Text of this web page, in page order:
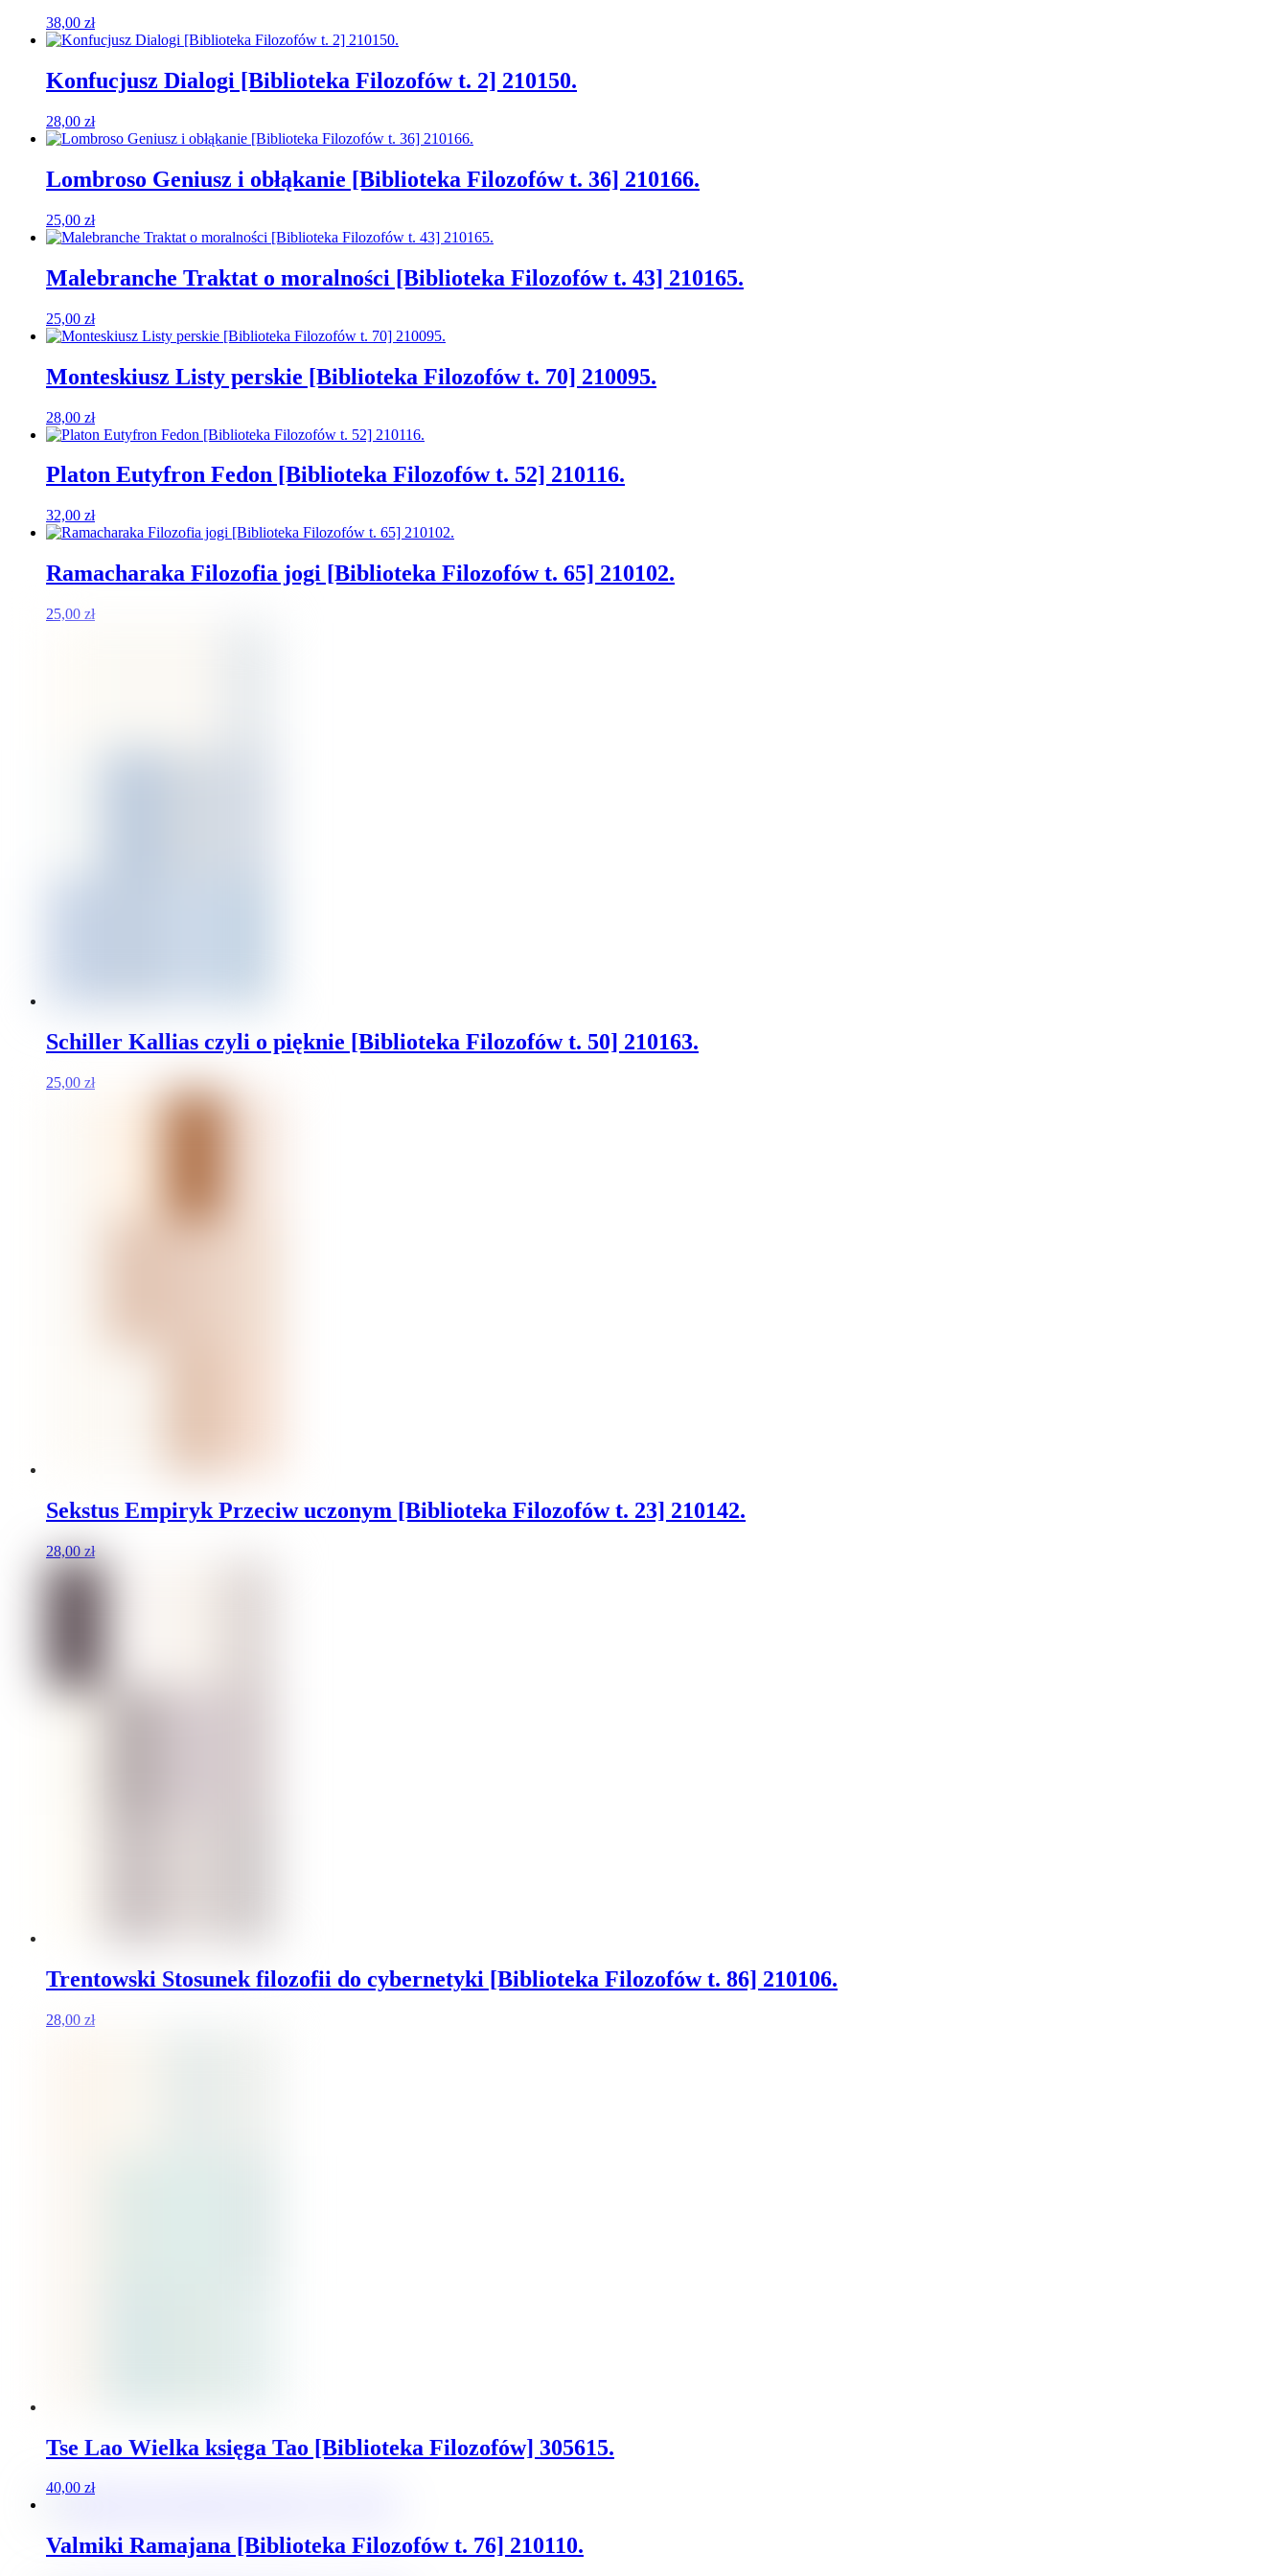
38,00 zł
Konfucjusz Dialogi [Biblioteka Filozofów t. 2] 210150.
28,00 zł
Lombroso Geniusz i obłąkanie [Biblioteka Filozofów t. 36] 210166.
25,00 zł
Malebranche Traktat o moralności [Biblioteka Filozofów t. 43] 210165.
25,00 zł
Monteskiusz Listy perskie [Biblioteka Filozofów t. 70] 210095.
28,00 zł
Platon Eutyfron Fedon [Biblioteka Filozofów t. 52] 210116.
32,00 zł
Ramacharaka Filozofia jogi [Biblioteka Filozofów t. 65] 210102.
25,00 zł
Schiller Kallias czyli o pięknie [Biblioteka Filozofów t. 50] 210163.
25,00 zł
Sekstus Empiryk Przeciw uczonym [Biblioteka Filozofów t. 23] 210142.
28,00 zł
Trentowski Stosunek filozofii do cybernetyki [Biblioteka Filozofów t. 86] 210106.
28,00 zł
Tse Lao Wielka księga Tao [Biblioteka Filozofów] 305615.
40,00 zł
Valmiki Ramajana [Biblioteka Filozofów t. 76] 210110.